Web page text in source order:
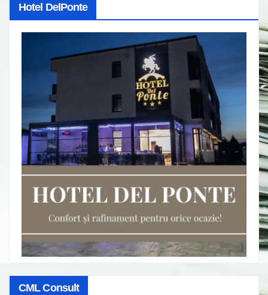
Hotel DelPonte
CML Consult